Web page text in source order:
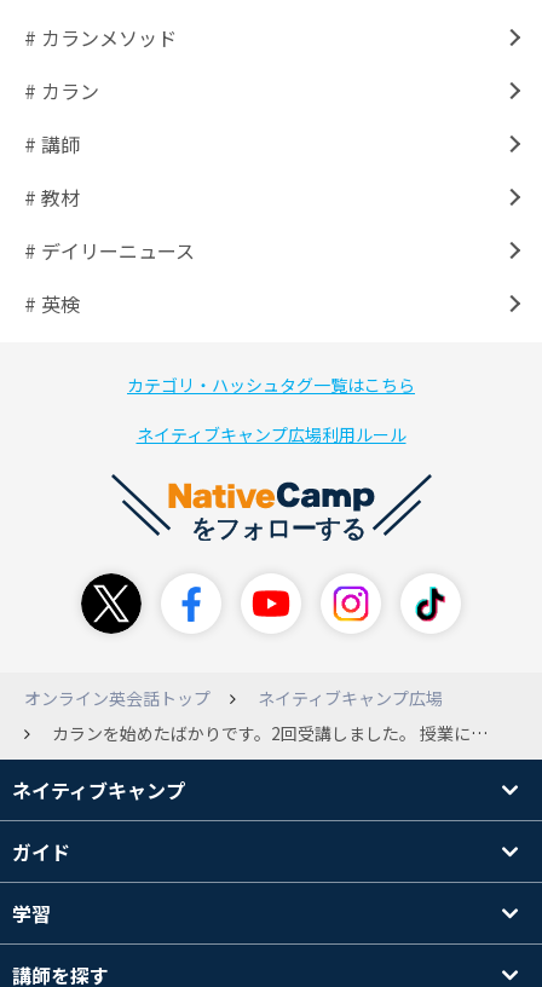
# カランメソッド
# カラン
# 講師
# 教材
# デイリーニュース
# 英検
カテゴリ・ハッシュタグ一覧はこちら
ネイティブキャンプ広場利用ルール
オンライン英会話トップ
ネイティブキャンプ広場
カランを始めたばかりです。2回受講しました。 授業についていけずテキストも購入し、アプリの音声ファイルで復習しています。 今日3回目のレッスンの予定でしたが、どうしても前回のレッスンの部分が言えず、今日のレッスンをキャンセルしてしまいました（とても人気の先生の予約を入れてたのに）。 音声ファイルで練習する際、音声ファイルが答えを言ってそれについてシャードイングのようになってしまってます。でも音声ファイルをとめてしまうと頭で考えて答えようとしてかなり間があいてしまいます。皆さん、どのようにされているのでしょうか？
ネイティブキャンプ
ガイド
学習
講師を探す